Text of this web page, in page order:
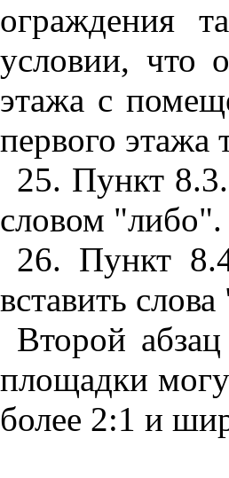
ограждения
условии, что
этажа с
первого этажа
25. Пункт
словом "либо".
26. Пункт
вставить
Второй
площадки
более 2:1 и